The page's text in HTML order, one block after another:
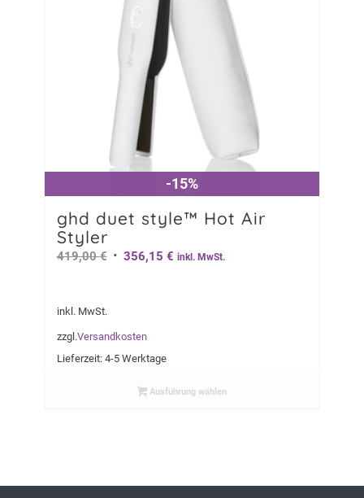
-15%
ghd duet style™ Hot Air
Styler
419,00€ Ursprünglicher
356,15 €Aktueller
inkl. MwSt.
inkl. MwSt.
zzgl.Versandkosten
Lieferzeit: 4-5 Werktage
Ausführung wählen
-15%